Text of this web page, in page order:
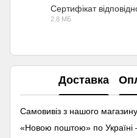
Сертифікат
2.8 МБ
Доставка
Самовивіз з нашого
«Новою поштою» по Україні